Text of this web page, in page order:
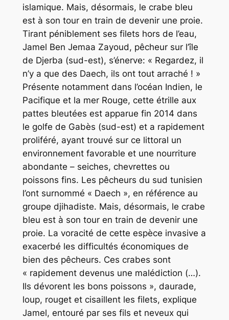
islamique. Mais, désormais, le crabe bleu
est à son tour en train de devenir une proie.
Tirant péniblement ses filets hors de l’eau,
Jamel Ben Jemaa Zayoud, pêcheur sur l’île
de Djerba (sud-est), s’énerve: « Regardez, il
n’y a que des Daech, ils ont tout arraché ! »
Présente notamment dans l’océan Indien, le
Pacifique et la mer Rouge, cette étrille aux
pattes bleutées est apparue fin 2014 dans
le golfe de Gabès (sud-est) et a rapidement
proliféré, ayant trouvé sur ce littoral un
environnement favorable et une nourriture
abondante – seiches, chevrettes ou
poissons fins. Les pêcheurs du sud tunisien
l’ont surnommé « Daech », en référence au
groupe djihadiste. Mais, désormais, le crabe
bleu est à son tour en train de devenir une
proie. La voracité de cette espèce invasive a
exacerbé les difficultés économiques de
bien des pêcheurs. Ces crabes sont
« rapidement devenus une malédiction (…).
Ils dévorent les bons poissons », daurade,
loup, rouget et cisaillent les filets, explique
Jamel, entouré par ses fils et neveux qui